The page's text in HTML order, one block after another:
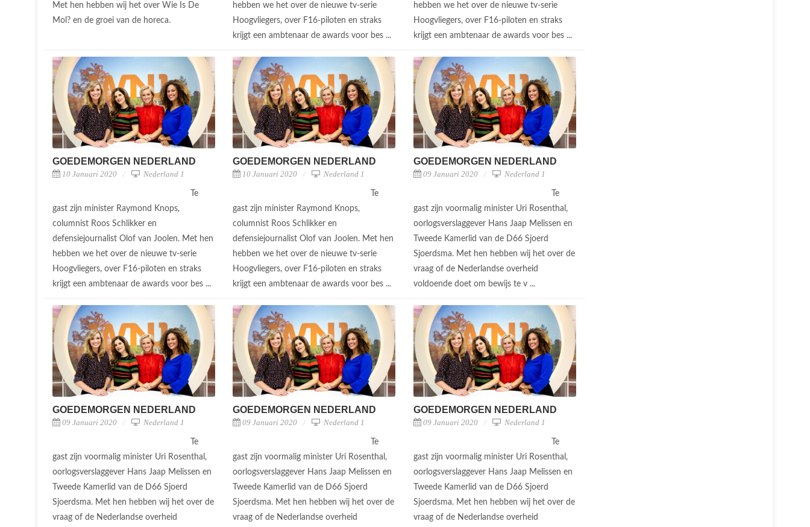
Met hen hebben wij het over Wie Is De
Mol? en de groei van de horeca.
hebben we het over de nieuwe tv-serie
Hoogvliegers, over F16-piloten en straks
krijgt een ambtenaar de awards voor bes ...
hebben we het over de nieuwe tv-serie
Hoogvliegers, over F16-piloten en straks
krijgt een ambtenaar de awards voor bes ...
GOEDEMORGEN NEDERLAND
10 Januari 2020 Nederland 1
Te
gast zijn minister Raymond Knops,
columnist Roos Schlikker en
defensiejournalist Olof van Joolen. Met hen
hebben we het over de nieuwe tv-serie
Hoogvliegers, over F16-piloten en straks
krijgt een ambtenaar de awards voor bes ...
GOEDEMORGEN NEDERLAND
10 Januari 2020 Nederland 1
Te
gast zijn minister Raymond Knops,
columnist Roos Schlikker en
defensiejournalist Olof van Joolen. Met hen
hebben we het over de nieuwe tv-serie
Hoogvliegers, over F16-piloten en straks
krijgt een ambtenaar de awards voor bes ...
GOEDEMORGEN NEDERLAND
09 Januari 2020 Nederland 1
Te
gast zijn voormalig minister Uri Rosenthal,
oorlogsverslaggever Hans Jaap Melissen en
Tweede Kamerlid van de D66 Sjoerd
Sjoerdsma. Met hen hebben wij het over de
vraag of de Nederlandse overheid
voldoende doet om bewijs te v ...
GOEDEMORGEN NEDERLAND
09 Januari 2020 Nederland 1
Te
gast zijn voormalig minister Uri Rosenthal,
oorlogsverslaggever Hans Jaap Melissen en
Tweede Kamerlid van de D66 Sjoerd
Sjoerdsma. Met hen hebben wij het over de
vraag of de Nederlandse overheid
GOEDEMORGEN NEDERLAND
09 Januari 2020 Nederland 1
Te
gast zijn voormalig minister Uri Rosenthal,
oorlogsverslaggever Hans Jaap Melissen en
Tweede Kamerlid van de D66 Sjoerd
Sjoerdsma. Met hen hebben wij het over de
vraag of de Nederlandse overheid
GOEDEMORGEN NEDERLAND
09 Januari 2020 Nederland 1
Te
gast zijn voormalig minister Uri Rosenthal,
oorlogsverslaggever Hans Jaap Melissen en
Tweede Kamerlid van de D66 Sjoerd
Sjoerdsma. Met hen hebben wij het over de
vraag of de Nederlandse overheid